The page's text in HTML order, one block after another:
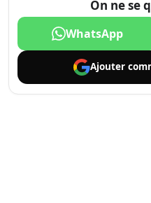
On ne se
WhatsApp
Ajouter